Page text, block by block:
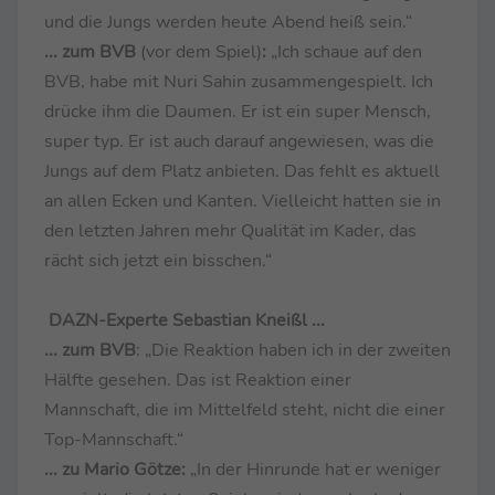
und die Jungs werden heute Abend heiß sein.“
... zum BVB (vor dem Spiel): „Ich schaue auf den
BVB, habe mit Nuri Sahin zusammengespielt. Ich
drücke ihm die Daumen. Er ist ein super Mensch,
super typ. Er ist auch darauf angewiesen, was die
Jungs auf dem Platz anbieten. Das fehlt es aktuell
an allen Ecken und Kanten. Vielleicht hatten sie in
den letzten Jahren mehr Qualität im Kader, das
rächt sich jetzt ein bisschen.“
DAZN-Experte Sebastian Kneißl ...
... zum BVB: „Die Reaktion haben ich in der zweiten
Hälfte gesehen. Das ist Reaktion einer
Mannschaft, die im Mittelfeld steht, nicht die einer
Top-Mannschaft.“
... zu Mario Götze: „In der Hinrunde hat er weniger